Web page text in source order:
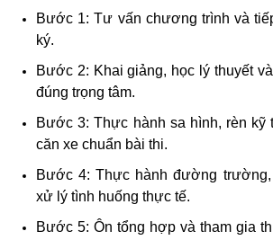
Bước 1: Tư vấn chương trình và
ký.
Bước 2: Khai giảng, học lý thuyết
đúng trọng tâm.
Bước 3: Thực hành sa hình, rèn kỹ
căn xe chuẩn bài thi.
Bước 4: Thực hành đường
xử lý tình huống thực tế.
Bước 5: Ôn tổng hợp và tham gia